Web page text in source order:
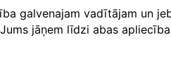
galvenajam vadītājam un
jāņem līdzi abas